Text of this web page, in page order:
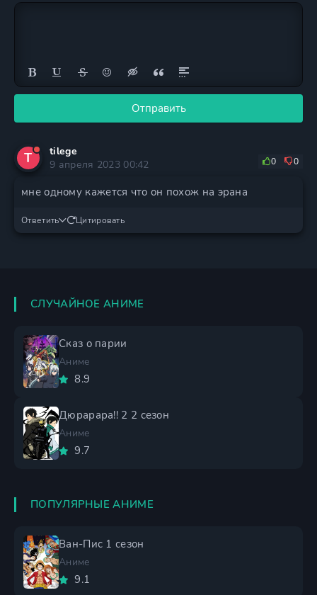
Отправить
T
tilege
9 апреля 2023 00:42
0 0
мне одному кажется что он похож на эрана
Ответить Цитировать
СЛУЧАЙНОЕ АНИМЕ
Сказ о парии
Аниме
8.9
Дюрарара!! 2 2 сезон
Аниме
9.7
ПОПУЛЯРНЫЕ АНИМЕ
Ван-Пис 1 сезон
Аниме
9.1